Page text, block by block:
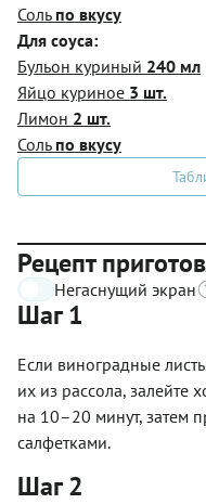
Соль по вкусу
Для соуса:
Бульон куриный 240 мл
Яйцо куриное 3 шт.
Лимон 2 шт.
Соль по вкусу
Рецепт
Негаснущий экран
Шаг 1
Если виноградные
их из рассола, залейте
на 10–20 минут, затем
салфетками.
Шаг 2